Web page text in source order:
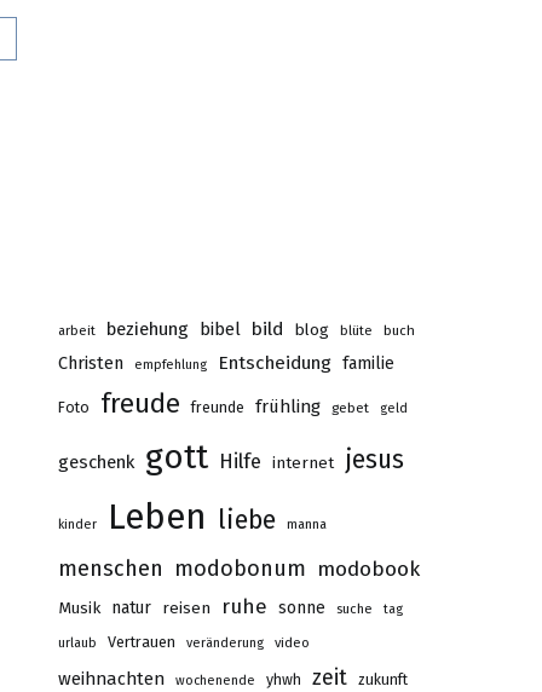
arbeit beziehung bibel bild blog blüte buch
Christen empfehlung Entscheidung familie
Foto freude freunde frühling gebet geld
geschenk gott Hilfe internet jesus
kinder Leben liebe manna
menschen modobonum modobook
Musik natur reisen ruhe sonne suche tag
urlaub Vertrauen veränderung video
weihnachten wochenende yhwh zeit zukunft